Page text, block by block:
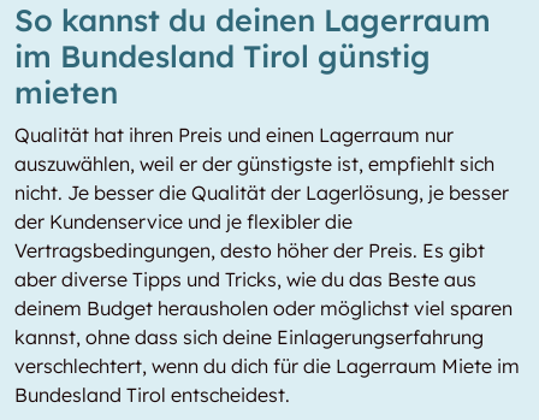
So kannst du deinen Lagerraum
im Bundesland Tirol günstig
mieten
Qualität hat ihren Preis und einen Lagerraum nur
auszuwählen, weil er der günstigste ist, empfiehlt sich
nicht. Je besser die Qualität der Lagerlösung, je besser
der Kundenservice und je flexibler die
Vertragsbedingungen, desto höher der Preis. Es gibt
aber diverse Tipps und Tricks, wie du das Beste aus
deinem Budget herausholen oder möglichst viel sparen
kannst, ohne dass sich deine Einlagerungserfahrung
verschlechtert, wenn du dich für die Lagerraum Miete im
Bundesland Tirol entscheidest.